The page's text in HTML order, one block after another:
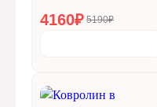
4160₽ 5190₽